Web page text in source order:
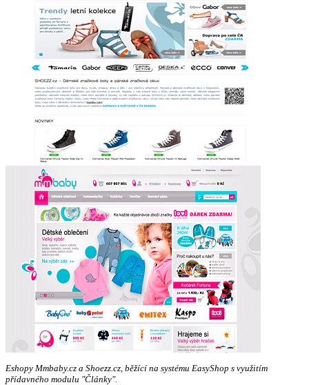
Eshopy Mmbaby.cz a Shoezz.cz, běžící na systému EasyShop s využitím
přídavného modulu "Články".